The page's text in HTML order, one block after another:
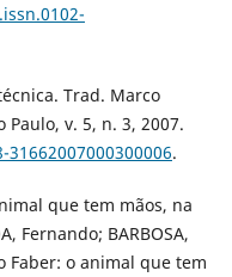
Trad. Marco
v. 5, n. 3, 2007.
.
que tem mãos, na
Fernando; BARBOSA,
Faber: o animal que tem